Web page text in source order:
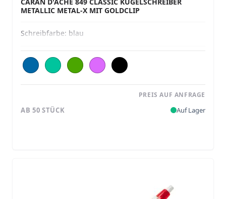
METALLIC METAL-X MIT GOLDCLIP
Schreibfarbe: blau
PREIS AUF ANFRAGE
AB 50 STÜCK Auf Lager